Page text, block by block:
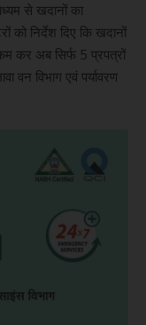
से खदानों का
को निर्देश दिए कि खदानों
कर अब सिर्फ 5 प्रपत्रों
विभाग एवं पर्यावरण